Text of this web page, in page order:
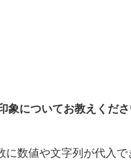
についてお教えくださ
数値や文字列が代入